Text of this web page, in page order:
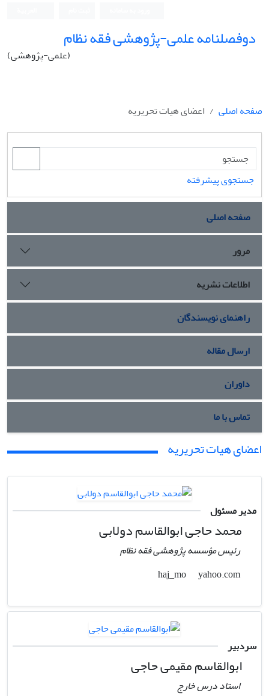
دوفصلنامه علمی-پژوهشی فقه نظام
(علمی-پژوهشی)
صفحه اصلی اعضای هیات تحریریه
جستجوی پیشرفته
صفحه اصلی
مرور
اطلاعات نشریه
راهنمای نویسندگان
ارسال مقاله
داوران
تماس با ما
اعضای هیات تحریریه
مدیر مسئول
محمد حاجی ابوالقاسم دولابی
رئیس مؤسسه پژوهشی فقه نظام
yahoo.com
سردبیر
ابوالقاسم مقیمی حاجی
استاد درس خارج